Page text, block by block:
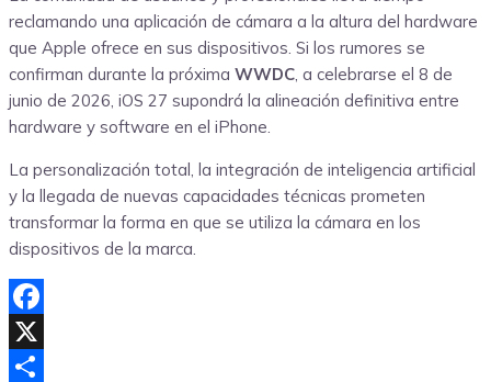
reclamando una aplicación de cámara a la altura del hardware
que Apple ofrece en sus dispositivos. Si los rumores se
confirman durante la próxima WWDC, a celebrarse el 8 de
junio de 2026, iOS 27 supondrá la alineación definitiva entre
hardware y software en el iPhone.
La personalización total, la integración de inteligencia artificial
y la llegada de nuevas capacidades técnicas prometen
transformar la forma en que se utiliza la cámara en los
dispositivos de la marca.
Facebook
X